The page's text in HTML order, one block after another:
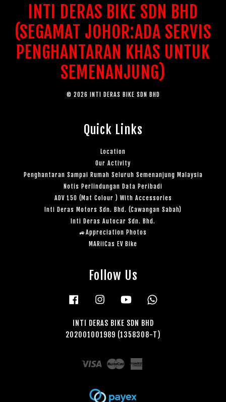
INTI DERAS BIKE SDN BHD
(SEGAMAT JOHOR:ADA SERVIS
PENGHANTARAN KHAS UNTUK
SEMENANJUNG)
© 2026 INTI DERAS BIKE SDN BHD
Quick Links
Location
Our Activity
Penghantaran Sampai Rumah Seluruh Semenanjung Malaysia
Notis Perlindungan Data Peribadi
ADV 150 (Mat Colour ) With Accessories
Inti Deras Motors Sdn. Bhd. (Cawangan Sabah)
Inti Deras Autocar Sdn. Bhd.
🚙Appreciation Photos
MARiiCas EV Bike
Follow Us
Facebook Instagram YouTube
INTI DERAS BIKE SDN BHD
202001001989 (1358308-T)
Visa Master